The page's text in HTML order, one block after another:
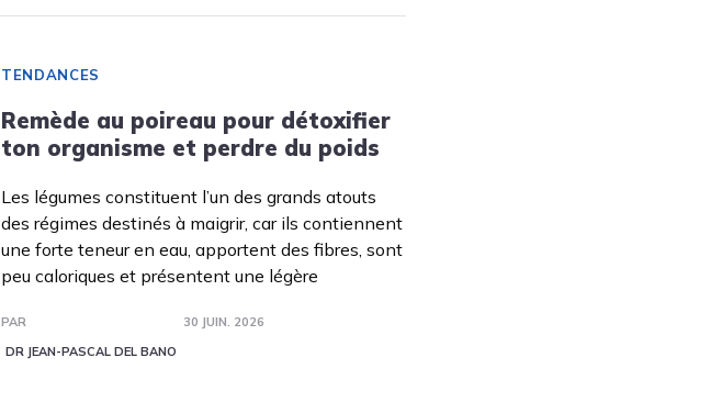
TENDANCES
Remède au poireau pour détoxifier
ton organisme et perdre du poids
Les légumes constituent l’un des grands atouts
des régimes destinés à maigrir, car ils contiennent
une forte teneur en eau, apportent des fibres, sont
peu caloriques et présentent une légère
PAR
DR JEAN-PASCAL DEL BANO
30 JUIN. 2026